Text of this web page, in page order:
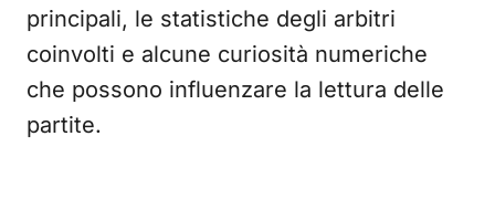
principali, le statistiche degli arbitri
coinvolti e alcune curiosità numeriche
che possono influenzare la lettura delle
partite.